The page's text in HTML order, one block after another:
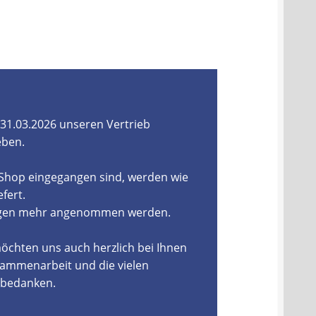
unseren Vertrieb
eingegangen sind, werden wie
mehr angenommen werden.
uns auch herzlich bei Ihnen
und die vielen